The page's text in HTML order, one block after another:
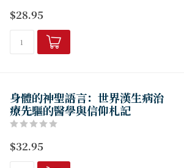
$28.95
身體的神聖語言：世界漢生病治
療先驅的醫學與信仰札記
$32.95